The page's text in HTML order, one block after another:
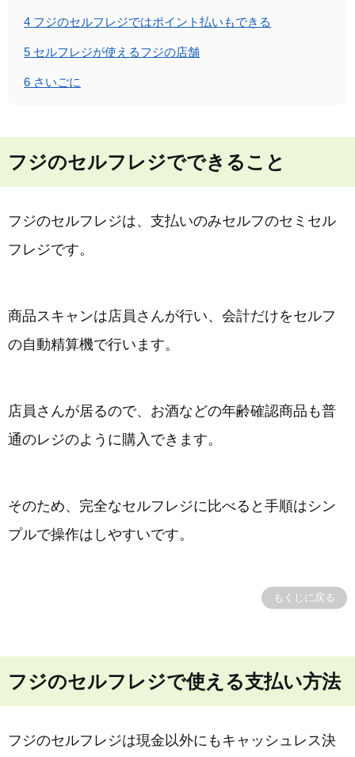
4 フジのセルフレジではポイント払いもできる
5 セルフレジが使えるフジの店舗
6 さいごに
フジのセルフレジでできること
フジのセルフレジは、支払いのみセルフのセミセル
フレジです。
商品スキャンは店員さんが行い、会計だけをセルフ
の自動精算機で行います。
店員さんが居るので、お酒などの年齢確認商品も普
通のレジのように購入できます。
そのため、完全なセルフレジに比べると手順はシン
プルで操作はしやすいです。
もくじに戻る
フジのセルフレジで使える支払い方法
フジのセルフレジは現金以外にもキャッシュレス決